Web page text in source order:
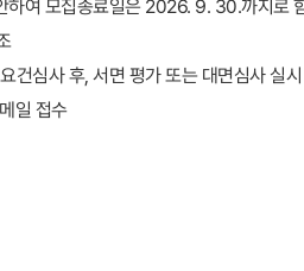
하여 모집종료일은 2026. 9. 30.까지로
건심사 후, 서면 평가 또는 대면심사 실시
일 접수